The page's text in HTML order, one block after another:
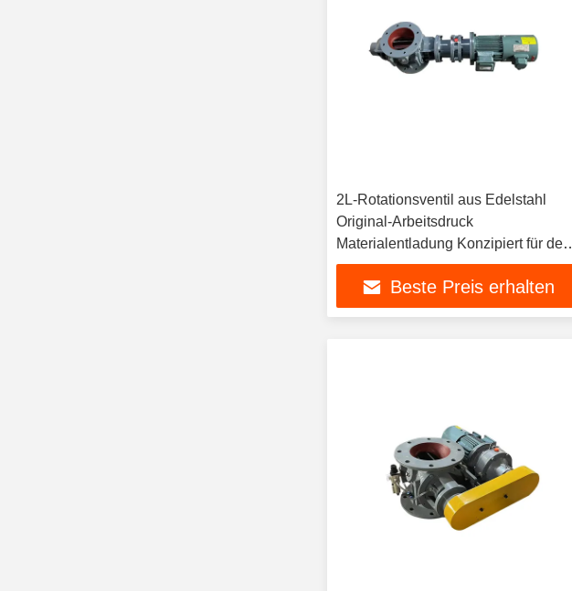
2L-Rotationsventil aus Edelstahl
Original-Arbeitsdruck
Materialentladung Konzipiert für den
Betrieb und die Materialbearbeitung
Beste Preis erhalten